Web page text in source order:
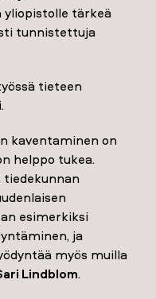
yliopistolle tärkeä
tunnistettuja
tieteen
kaventaminen on
helppo tukea.
esimerkiksi
ja
myös muilla
Lindblom.